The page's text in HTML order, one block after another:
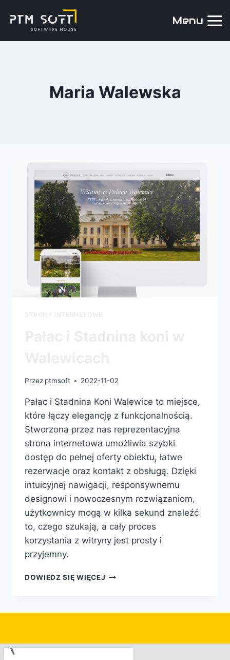
Menu
Maria Walewska
Przez ptmsoft 2022-11-02
Pałac i Stadnina Koni Walewice to miejsce,
które łączy elegancję z funkcjonalnością.
Stworzona przez nas reprezentacyjna
strona internetowa umożliwia szybki
dostęp do pełnej oferty obiektu, łatwe
rezerwacje oraz kontakt z obsługą. Dzięki
intuicyjnej nawigacji, responsywnemu
designowi i nowoczesnym rozwiązaniom,
użytkownicy mogą w kilka sekund znaleźć
to, czego szukają, a cały proces
korzystania z witryny jest prosty i
przyjemny.
DOWIEDZ SIĘ WIĘCEJ